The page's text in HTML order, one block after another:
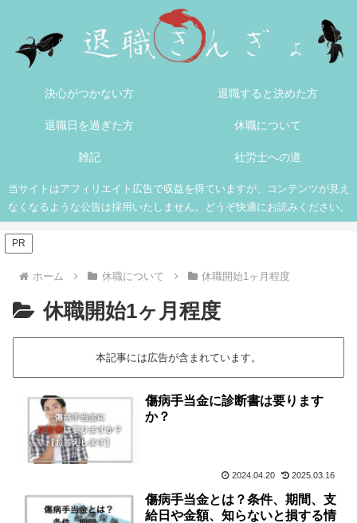
決心がつかない方 退職すると決めた方
退職日を過ぎた方 休職について
雑記 社労士への道
当サイトはアフィリエイト広告で収益を得ていますが、コンテンツが見え
なくなるような公告は採用いたしません。どうぞ快適にお読みください。
PR
ホーム 休職について 休職開始1ヶ月程度
休職開始1ヶ月程度
本記事には広告が含まれています。
傷病手当金に診断書は要ります
か？
2024.04.20 2025.03.16
傷病手当金とは？条件、期間、支
給日や金額、知らないと損する情